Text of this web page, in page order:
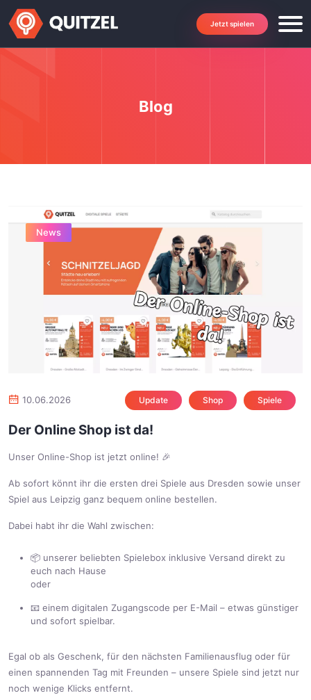
Jetzt spielen
Blog
News
10.06.2026 Update Shop Spiele
Der Online Shop ist da!
Unser Online-Shop ist jetzt online! 🎉
Ab sofort könnt ihr die ersten drei Spiele aus Dresden sowie unser
Spiel aus Leipzig ganz bequem online bestellen.
Dabei habt ihr die Wahl zwischen:
📦 unserer beliebten Spielebox inklusive Versand direkt zu
euch nach Hause
oder
📧 einem digitalen Zugangscode per E-Mail – etwas günstiger
und sofort spielbar.
Egal ob als Geschenk, für den nächsten Familienausflug oder für
einen spannenden Tag mit Freunden – unsere Spiele sind jetzt nur
noch wenige Klicks entfernt.